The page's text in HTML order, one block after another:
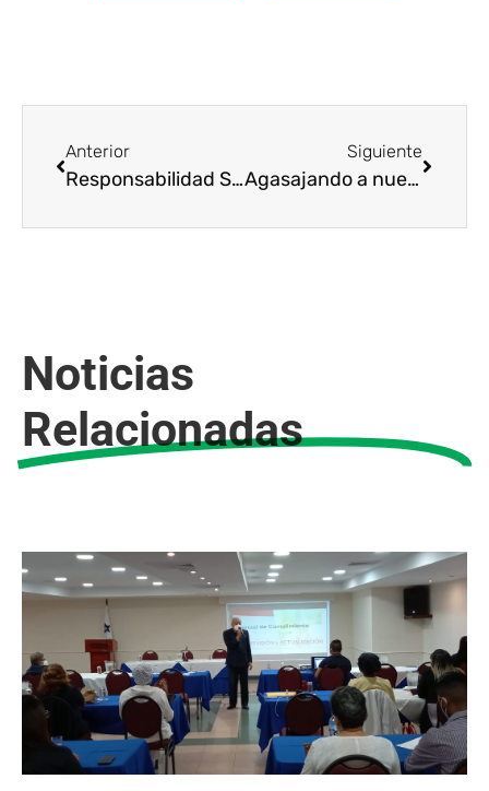
Anterior
Responsabilidad Social en la comunidad de Hacha, Coclesito, Provincia de Coclé
Siguiente
Agasajando a nuestras Madres
Noticias
Relacionadas